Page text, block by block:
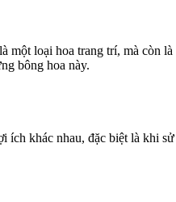
một loại hoa trang trí, mà còn
bông hoa này.
ích khác nhau, đặc biệt là khi